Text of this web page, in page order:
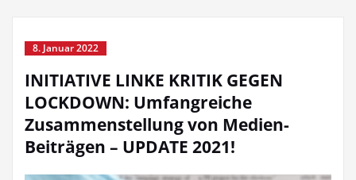
8. Januar 2022
INITIATIVE LINKE KRITIK GEGEN
LOCKDOWN: Umfangreiche
Zusammenstellung von Medien-
Beiträgen – UPDATE 2021!